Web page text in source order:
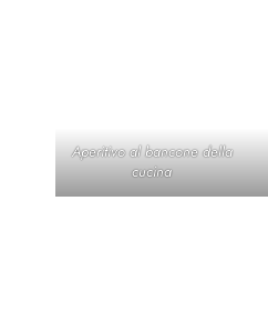
Aperitivo al bancone della
cucina